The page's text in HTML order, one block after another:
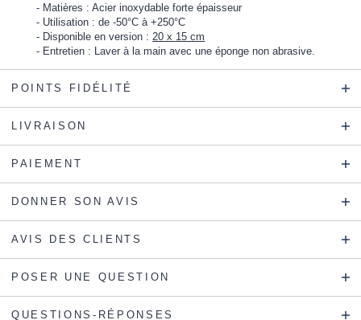
Matières : Acier inoxydable forte épaisseur
Utilisation : de -50°C à +250°C
Disponible en version : 20 x 15 cm
Entretien : Laver à la main avec une éponge non abrasive.
POINTS FIDÉLITÉ
LIVRAISON
PAIEMENT
DONNER SON AVIS
AVIS DES CLIENTS
POSER UNE QUESTION
QUESTIONS-RÉPONSES